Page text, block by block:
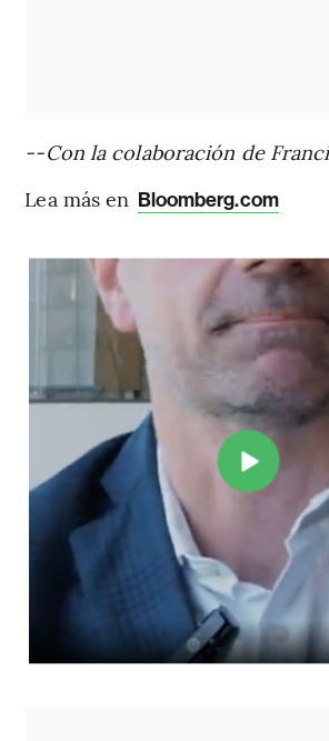
--Con la colaboración de
Lea más en Bloomberg.com